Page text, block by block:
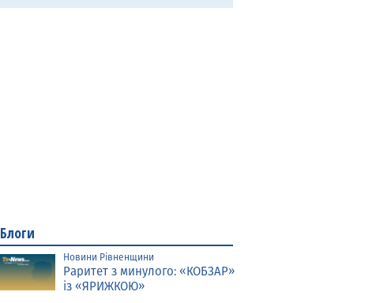
Блоги
Новини Рівненщини
Раритет з минулого: «КОБЗАР»
із «ЯРИЖКОЮ»